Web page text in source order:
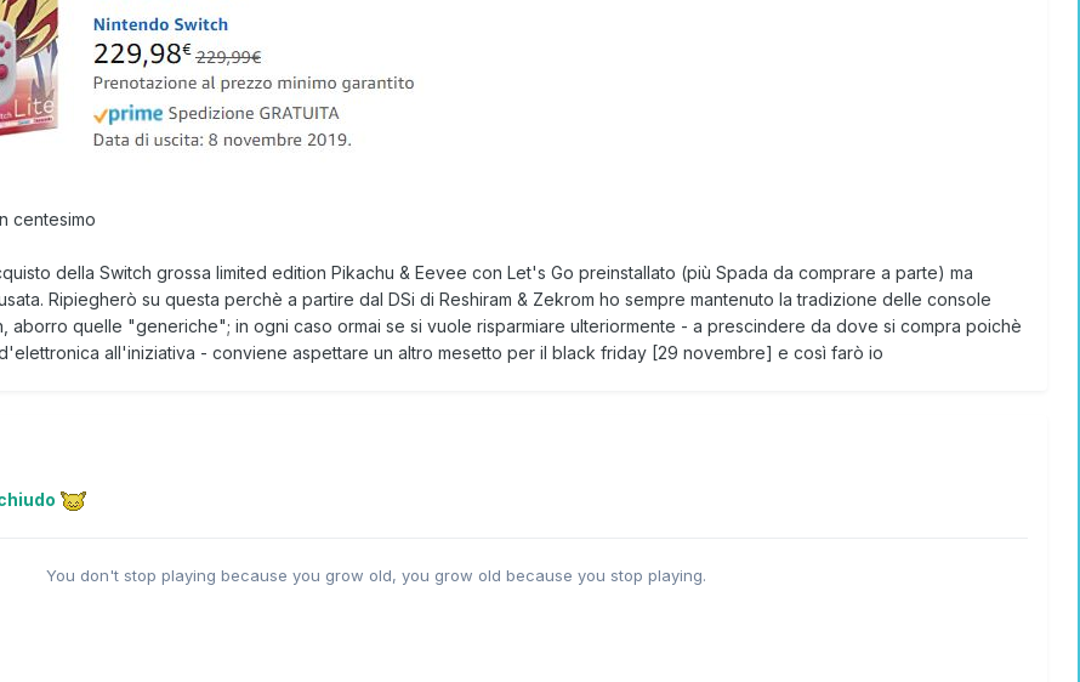
centesimo
della Switch grossa limited edition Pikachu & Eevee con Let's Go preinstallato (più Spada da comprare a parte) ma
Ripiegherò su questa perchè a partire dal DSi di Reshiram & Zekrom ho sempre mantenuto la tradizione delle console
aborro quelle "generiche"; in ogni caso ormai se si vuole risparmiare ulteriormente - a prescindere da dove si compra poichè
all'iniziativa - conviene aspettare un altro mesetto per il black friday [29 novembre] e così farò io
You don't stop playing because you grow old, you grow old because you stop playing.